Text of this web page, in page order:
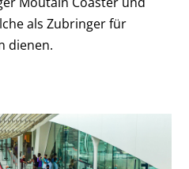
als Zubringer für
dienen.